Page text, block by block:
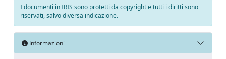
I documenti in IRIS sono protetti da copyright e tutti i diritti sono
riservati, salvo diversa indicazione.
Informazioni